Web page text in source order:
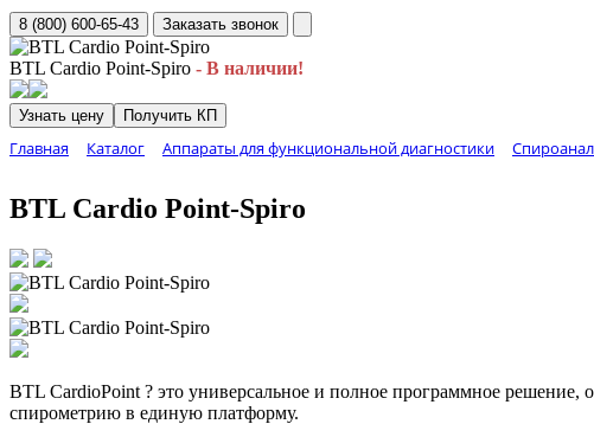
8 (800) 600-65-43 Заказать звонок
BTL Cardio Point-Spiro - В наличии!
Узнать цену Получить КП
Главная Каталог Аппараты для функциональной диагностики
BTL Cardio Point-Spiro
BTL CardioPoint ? это универсальное и полное программное решение,
спирометрию в единую платформу.